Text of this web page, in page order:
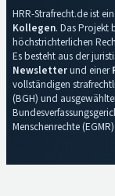
HRR-Strafrecht.de ist
Kollegen. Das Projekt
höchstrichterlichen
Es besteht aus der
Newsletterund einer
vollständigen
(BGH) und
Menschenrechte